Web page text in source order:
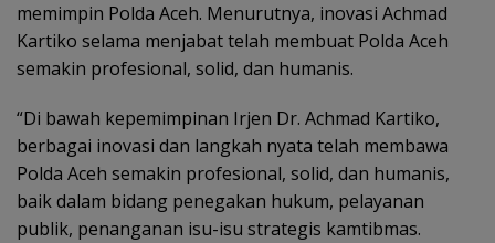
memimpin Polda Aceh. Menurutnya, inovasi Achmad
Kartiko selama menjabat telah membuat Polda Aceh
semakin profesional, solid, dan humanis.
“Di bawah kepemimpinan Irjen Dr. Achmad Kartiko,
berbagai inovasi dan langkah nyata telah membawa
Polda Aceh semakin profesional, solid, dan humanis,
baik dalam bidang penegakan hukum, pelayanan
publik, penanganan isu-isu strategis kamtibmas.